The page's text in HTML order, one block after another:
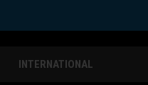
INTERNATIONAL